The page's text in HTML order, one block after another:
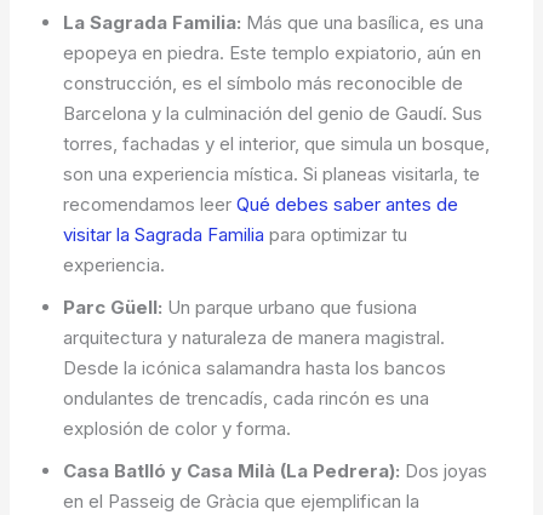
La Sagrada Familia: Más que una basílica, es una
epopeya en piedra. Este templo expiatorio, aún en
construcción, es el símbolo más reconocible de
Barcelona y la culminación del genio de Gaudí. Sus
torres, fachadas y el interior, que simula un bosque,
son una experiencia mística. Si planeas visitarla, te
recomendamos leerQué debes saber antes de
visitar la Sagrada Familia para optimizar tu
experiencia.
Parc Güell: Un parque urbano que fusiona
arquitectura y naturaleza de manera magistral.
Desde la icónica salamandra hasta los bancos
ondulantes de trencadís, cada rincón es una
explosión de color y forma.
Casa Batlló y Casa Milà (La Pedrera): Dos joyas
en el Passeig de Gràcia que ejemplifican la